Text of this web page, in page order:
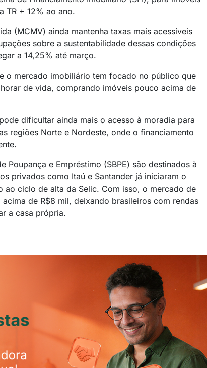
TR + 12% ao ano.
(MCMV) ainda mantenha taxas mais acessíveis
sobre a sustentabilidade dessas condições
a 14,25% até março.
o mercado imobiliário tem focado no público que
de vida, comprando imóveis pouco acima de
dificultar ainda mais o acesso à moradia para
regiões Norte e Nordeste, onde o financiamento
Poupança e Empréstimo (SBPE) são destinados à
privados como Itaú e Santander já iniciaram o
ao ciclo de alta da Selic. Com isso, o mercado de
de R$8 mil, deixando brasileiros com rendas
a casa própria.